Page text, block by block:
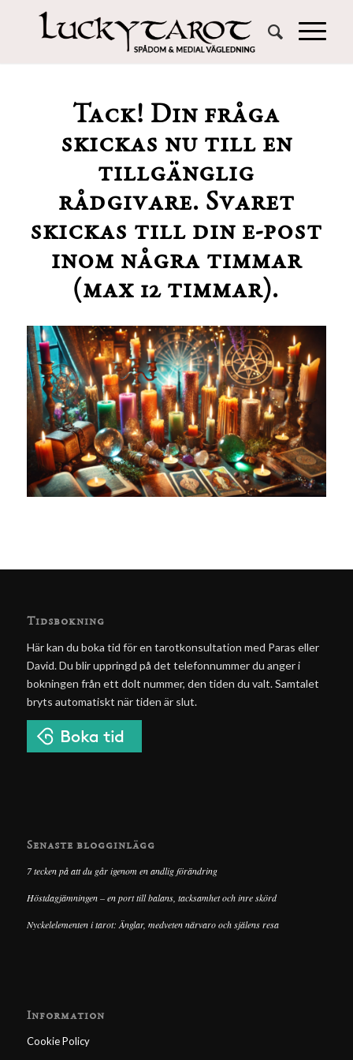
Tack! Din fråga
skickas nu till en
tillgänglig
rådgivare. Svaret
skickas till din e-post
inom några timmar
(max 12 timmar).
Tidsbokning
Här kan du boka tid för en tarotkonsultation med Paras eller
David. Du blir uppringd på det telefonnummer du anger i
bokningen från ett dolt nummer, den tiden du valt. Samtalet
bryts automatiskt när tiden är slut.
Senaste blogginlägg
7 tecken på att du går igenom en andlig förändring
Höstdagjämningen – en port till balans, tacksamhet och inre skörd
Nyckelelementen i tarot: Änglar, medveten närvaro och själens resa
Information
Cookie Policy